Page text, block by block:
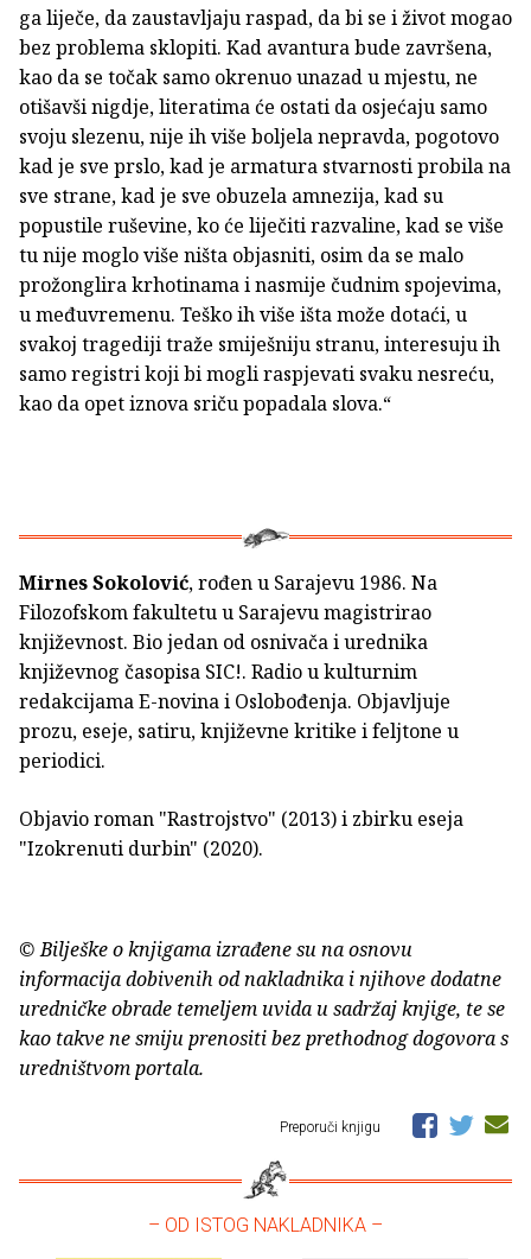
ga liječe, da zaustavljaju raspad, da bi se i život mogao
bez problema sklopiti. Kad avantura bude završena,
kao da se točak samo okrenuo unazad u mjestu, ne
otišavši nigdje, literatima će ostati da osjećaju samo
svoju slezenu, nije ih više boljela nepravda, pogotovo
kad je sve prslo, kad je armatura stvarnosti probila na
sve strane, kad je sve obuzela amnezija, kad su
popustile ruševine, ko će liječiti razvaline, kad se više
tu nije moglo više ništa objasniti, osim da se malo
prožonglira krhotinama i nasmije čudnim spojevima,
u međuvremenu. Teško ih više išta može dotaći, u
svakoj tragediji traže smiješniju stranu, interesuju ih
samo registri koji bi mogli raspjevati svaku nesreću,
kao da opet iznova sriču popadala slova.“
Mirnes Sokolović, rođen u Sarajevu 1986. Na
Filozofskom fakultetu u Sarajevu magistrirao
književnost. Bio jedan od osnivača i urednika
književnog časopisa SIC!. Radio u kulturnim
redakcijama E-novina i Oslobođenja. Objavljuje
prozu, eseje, satiru, književne kritike i feljtone u
periodici.
Objavio roman "Rastrojstvo" (2013) i zbirku eseja
"Izokrenuti durbin" (2020).
© Bilješke o knjigama izrađene su na osnovu
informacija dobivenih od nakladnika i njihove dodatne
uredničke obrade temeljem uvida u sadržaj knjige, te se
kao takve ne smiju prenositi bez prethodnog dogovora s
uredništvom portala.
Preporuči knjigu
– OD ISTOG NAKLADNIKA –